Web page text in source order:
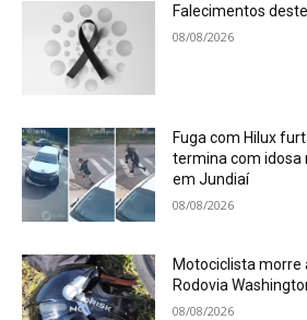
Falecimentos
08/08/2026
Fuga com Hilux
termina com idosa
em Jundiaí
08/08/2026
Motociclista morre
Rodovia
08/08/2026